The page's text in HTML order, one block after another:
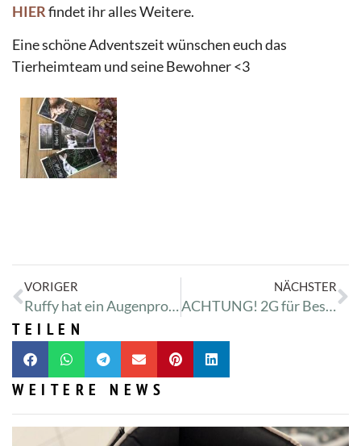
HIERfindet ihr alles Weitere.
Eine schöne Adventszeit wünschen euch das
Tierheimteam und seine Bewohner <3
VORIGER
Ruffy hat ein Augenproblem
NÄCHSTER
ACHTUNG! 2G für Besucher
TEILEN
WEITERE NEWS